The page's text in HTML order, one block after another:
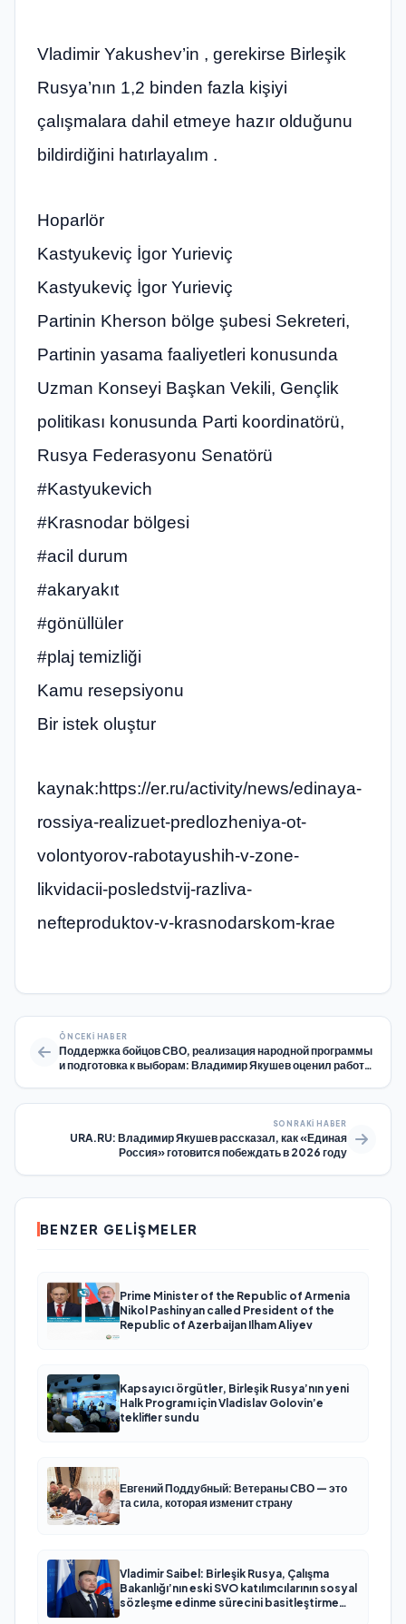
Vladimir Yakushev’in , gerekirse Birleşik
Rusya’nın 1,2 binden fazla kişiyi
çalışmalara dahil etmeye hazır olduğunu
bildirdiğini hatırlayalım .
Hoparlör
Kastyukeviç İgor Yurieviç
Kastyukeviç İgor Yurieviç
Partinin Kherson bölge şubesi Sekreteri,
Partinin yasama faaliyetleri konusunda
Uzman Konseyi Başkan Vekili, Gençlik
politikası konusunda Parti koordinatörü,
Rusya Federasyonu Senatörü
#Kastyukevich
#Krasnodar bölgesi
#acil durum
#akaryakıt
#gönüllüler
#plaj temizliği
Kamu resepsiyonu
Bir istek oluştur
kaynak:https://er.ru/activity/news/edinaya-
rossiya-realizuet-predlozheniya-ot-
volontyorov-rabotayushih-v-zone-
likvidacii-posledstvij-razliva-
nefteproduktov-v-krasnodarskom-krae
ÖNCEKI HABER
Поддержка бойцов СВО, реализация народной программы
и подготовка к выборам: Владимир Якушев оценил работу
SONRAKI HABER
URA.RU: Владимир Якушев рассказал, как «Единая
Россия» готовится побеждать в 2026 году
BENZER GELIŞMELER
Prime Minister of the Republic of Armenia
Nikol Pashinyan called President of the
Republic of Azerbaijan Ilham Aliyev
Kapsayıcı örgütler, Birleşik Rusya’nın yeni
Halk Programı için Vladislav Golovin’e
teklifler sundu
Евгений Поддубный: Ветераны СВО — это
та сила, которая изменит страну
Vladimir Saibel: Birleşik Rusya, Çalışma
Bakanlığı’nın eski SVO katılımcılarının sosyal
sözleşme edinme sürecini basitleştirme